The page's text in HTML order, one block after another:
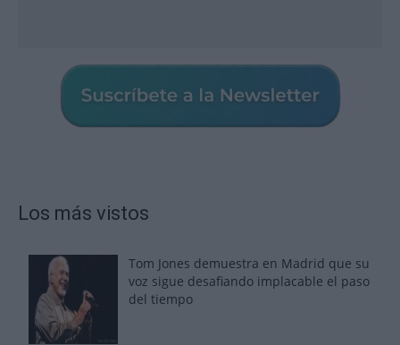
Los más vistos
Tom Jones demuestra en Madrid que su
voz sigue desafiando implacable el paso
del tiempo